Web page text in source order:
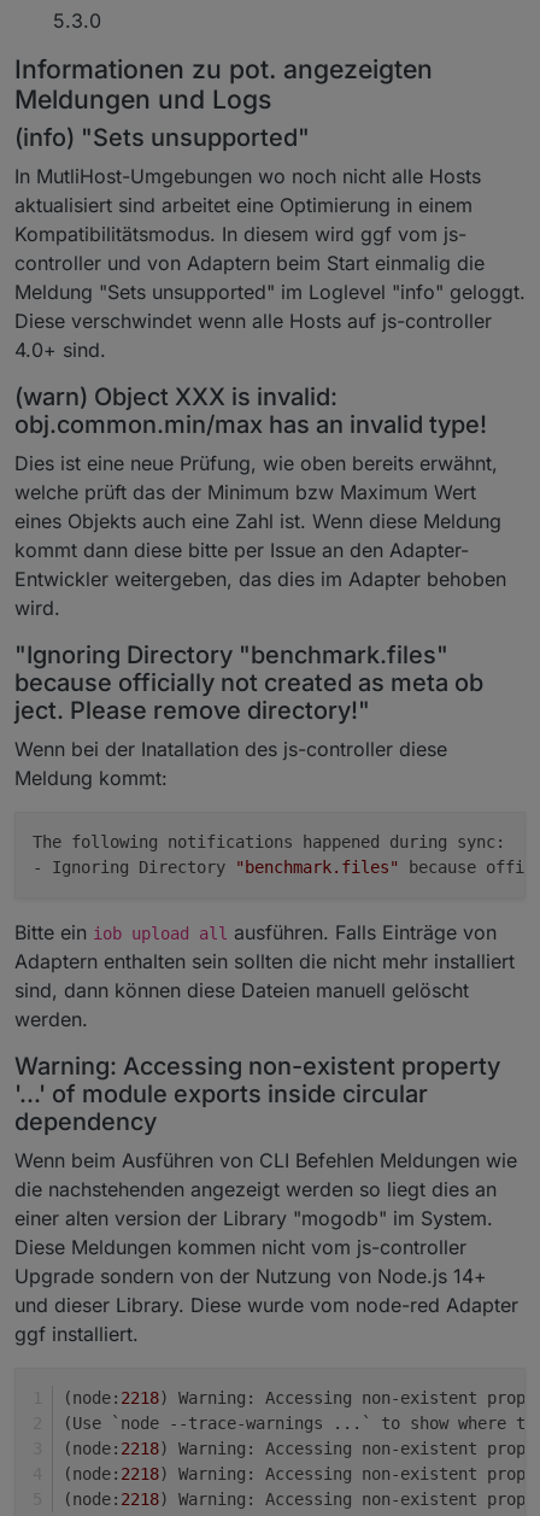
5.3.0
Informationen zu pot. angezeigten
Meldungen und Logs
(info) "Sets unsupported"
In MutliHost-Umgebungen wo noch nicht alle Hosts
aktualisiert sind arbeitet eine Optimierung in einem
Kompatibilitätsmodus. In diesem wird ggf vom js-
controller und von Adaptern beim Start einmalig die
Meldung "Sets unsupported" im Loglevel "info" geloggt.
Diese verschwindet wenn alle Hosts auf js-controller
4.0+ sind.
(warn) Object XXX is invalid:
obj.common.min/max has an invalid type!
Dies ist eine neue Prüfung, wie oben bereits erwähnt,
welche prüft das der Minimum bzw Maximum Wert
eines Objekts auch eine Zahl ist. Wenn diese Meldung
kommt dann diese bitte per Issue an den Adapter-
Entwickler weitergeben, das dies im Adapter behoben
wird.
"Ignoring Directory "benchmark.files"
because officially not created as meta ob
ject. Please remove directory!"
Wenn bei der Inatallation des js-controller diese
Meldung kommt:
The following notifications happened during sync:
- Ignoring Directory
"benchmark.files" because
Bitte ein iob upload all ausführen. Falls Einträge von
Adaptern enthalten sein sollten die nicht mehr installiert
sind, dann können diese Dateien manuell gelöscht
werden.
Warning: Accessing non-existent property
'...' of module exports inside circular
dependency
Wenn beim Ausführen von CLI Befehlen Meldungen wie
die nachstehenden angezeigt werden so liegt dies an
einer alten version der Library "mogodb" im System.
Diese Meldungen kommen nicht vom js-controller
Upgrade sondern von der Nutzung von Node.js 14+
und dieser Library. Diese wurde vom node-red Adapter
ggf installiert.
(node: 2218) Warning: Accessing non-existent
(Use `node --trace-warnings ...` to show where
(node: 2218) Warning: Accessing non-existent
(node: 2218)
Warning: Accessing non-existent
(node: 2218) Warning: Accessing non-existent